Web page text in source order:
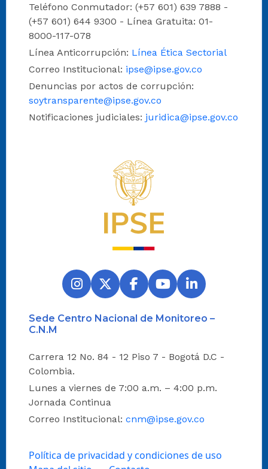
Teléfono Conmutador: (+57 601) 639 7888 -
(+57 601) 644 9300 - Línea Gratuita: 01-
8000-117-078
Línea Anticorrupción: Línea Ética Sectorial
Correo Institucional: ipse@ipse.gov.co
Denuncias por actos de corrupción:
soytransparente@ipse.gov.co
Notificaciones judiciales: juridica@ipse.gov.co
Sede Centro Nacional de Monitoreo –
C.N.M
Carrera 12 No. 84 - 12 Piso 7 - Bogotá D.C -
Colombia.
Lunes a viernes de 7:00 a.m. – 4:00 p.m.
Jornada Continua
Correo Institucional: cnm@ipse.gov.co
Política de privacidad y condiciones de uso